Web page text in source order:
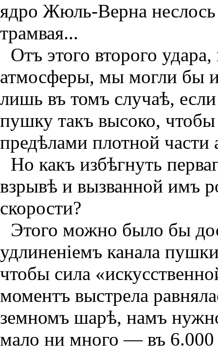
ядро Жюль-Верна неслось
трамвая...
Отъ этого второго
атмосферы, мы могли бы
лишь въ томъ случаѣ,
пушку такъ высоко,
предѣлами плотной
Но какъ избѣгнуть
взрывѣ и вызванной имъ
скорости?
Этого можно было бы
удлиненiемъ канала
чтобы сила
моментъ выстрела
земномъ шарѣ, намъ
мало ни много — въ